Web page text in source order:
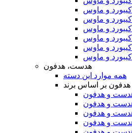
هدست، هدفون
همه موارد این دسته
بر اساس برند